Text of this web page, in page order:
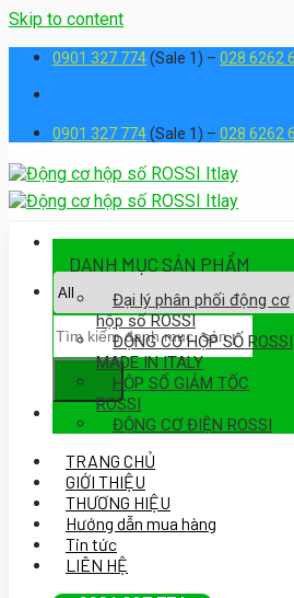
Skip to content
0901 327 774(Sale 1) – 028 6262
0901 327 774(Sale 1) – 028 6262
Assign a menu in Theme Options
DANH MỤC SẢN PHẨM
Đại lý phân phối động cơ
hộp số ROSSI
ĐỘNG CƠ HỘP SỐ ROSSI
MADE IN ITALY
HỘP SỐ GIẢM TỐC
ROSSI
ĐỘNG CƠ ĐIỆN ROSSI
TRANG CHỦ
GIỚI THIỆU
THƯƠNG HIỆU
Hướng dẫn mua hàng
Tin tức
LIÊN HỆ